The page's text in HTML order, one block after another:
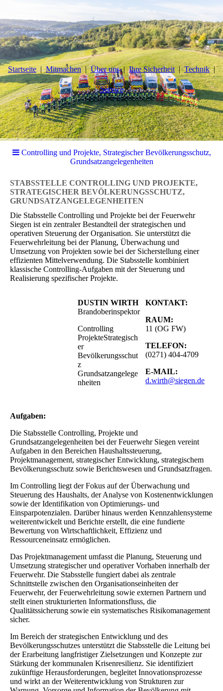
Startseite Mitmachen Über uns Ihre Sicherheit Technik
Service
Controlling und Projekte, Strategischer Bevölkerungsschutz,
Grundsatzangelegenheiten
STABSSTELLE CONTROLLING UND PROJEKTE,
STRATEGISCHER BEVÖLKERUNGSSCHUTZ,
GRUNDSATZANGELEGENHEITEN
Die Stabsstelle Controlling und Projekte bei der Feuerwehr
Siegen ist ein zentraler Bestandteil der strategischen und
operativen Steuerung der Organisation. Sie unterstützt die
Feuerwehrleitung bei der Planung, Überwachung und
Umsetzung von Projekten sowie bei der Sicherstellung einer
effizienten Mittelverwendung. Die Stabsstelle kombiniert
klassische Controlling-Aufgaben mit der Steuerung und
Realisierung spezifischer Projekte.
DUSTIN WIRTH
Brandoberinspektor
Controlling
ProjekteStrategisch
er
Bevölkerungsschut
z
Grundsatzangelege
nheiten
KONTAKT:
RAUM:
11 (OG FW)
TELEFON:
(0271) 404-4709
E-MAIL:
d.wirth@siegen.de
Aufgaben:
Die Stabsstelle Controlling, Projekte und
Grundsatzangelegenheiten bei der Feuerwehr Siegen vereint
Aufgaben in den Bereichen Haushaltssteuerung,
Projektmanagement, strategischer Entwicklung, strategischem
Bevölkerungsschutz sowie Berichtswesen und Grundsatzfragen.
Im Controlling liegt der Fokus auf der Überwachung und
Steuerung des Haushalts, der Analyse von Kostenentwicklungen
sowie der Identifikation von Optimierungs- und
Einsparpotenzialen. Darüber hinaus werden Kennzahlensysteme
weiterentwickelt und Berichte erstellt, die eine fundierte
Bewertung von Wirtschaftlichkeit, Effizienz und
Ressourceneinsatz ermöglichen.
Das Projektmanagement umfasst die Planung, Steuerung und
Umsetzung strategischer und operativer Vorhaben innerhalb der
Feuerwehr. Die Stabsstelle fungiert dabei als zentrale
Schnittstelle zwischen den Organisationseinheiten der
Feuerwehr, der Feuerwehrleitung sowie externen Partnern und
stellt einen strukturierten Informationsfluss, die
Qualitätssicherung sowie ein systematisches Risikomanagement
sicher.
Im Bereich der strategischen Entwicklung und des
Bevölkerungsschutzes unterstützt die Stabsstelle die Leitung bei
der Erarbeitung langfristiger Zielsetzungen und Konzepte zur
Stärkung der kommunalen Krisenresilienz. Sie identifiziert
zukünftige Herausforderungen, begleitet Innovationsprozesse
und wirkt an der Weiterentwicklung von Strukturen zur